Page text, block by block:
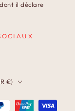
dont il déclare
€)